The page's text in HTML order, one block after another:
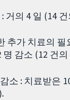
거의 4 일 (14
추가 치료의 필
명 감소 (12 건
소 : 치료받은